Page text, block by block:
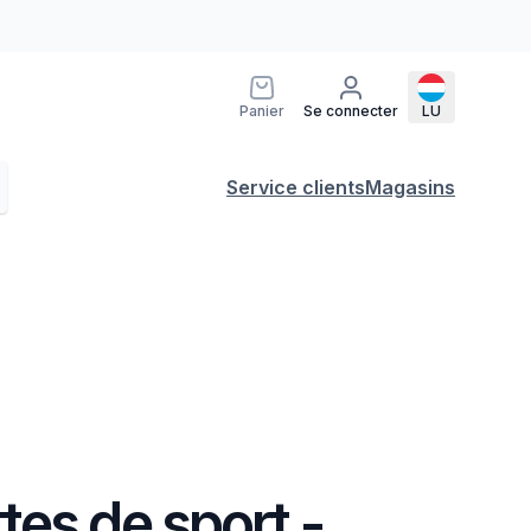
Panier Se connecter LU
Service clientsMagasins